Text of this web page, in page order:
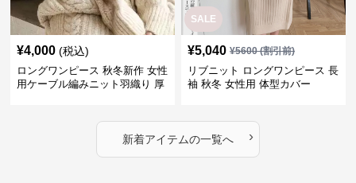
¥4,000 (税込)
ロングワンピース 秋冬新作 女性
用ケーブル編みニット羽織り 厚
SALE
¥5,040 ¥5600(割引前)
リブニット ロングワンピース 長
袖 秋冬 女性用 体型カバー
新着アイテムの一覧へ ›